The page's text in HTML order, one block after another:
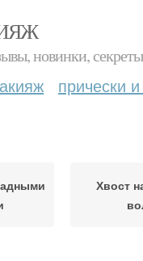
новинки,
прически
Хвост